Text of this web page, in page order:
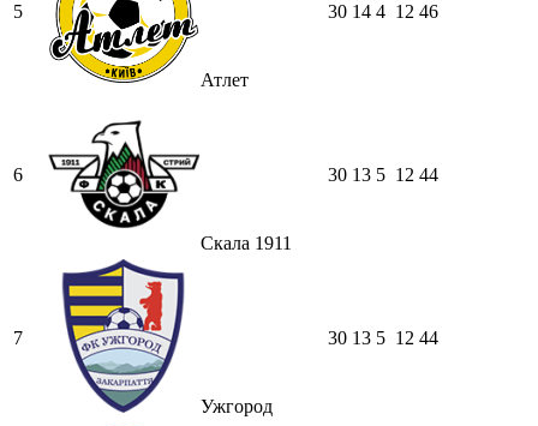
5
Атлет
30 14 4 12 46
6
Скала 1911
30 13 5 12 44
7
Ужгород
30 13 5 12 44